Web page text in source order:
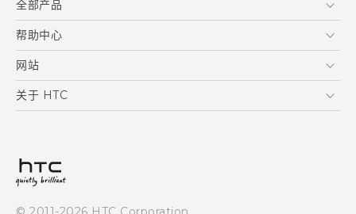
全部产品
区块链智能手机
VIVE
帮助中心
在线客服
支援与服务
产品保固说明
网站
HTC Dev
关于 HTC
投资人